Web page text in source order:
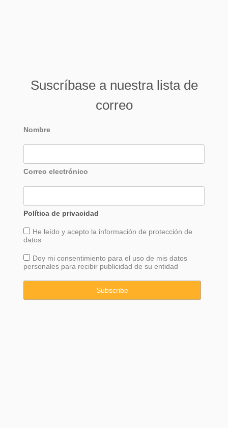
Suscríbase a nuestra lista de
correo
Nombre
Correo electrónico
Política de privacidad
He leído y acepto la información de protección de
datos
Doy mi consentimiento para el uso de mis datos
personales para recibir publicidad de su entidad